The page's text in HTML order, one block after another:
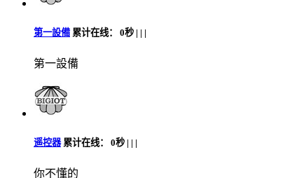
第一設備 累计在线： 0秒 | | |
第一設備
遥控器累计在线： 0秒 | | |
你不懂的